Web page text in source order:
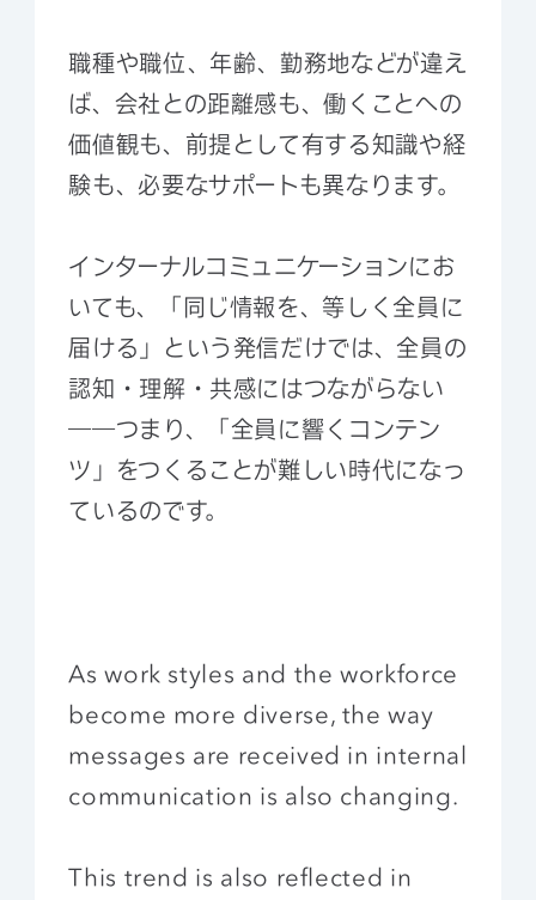
職種や職位、年齢、勤務地などが違え
ば、会社との距離感も、働くことへの
価値観も、前提として有する知識や経
験も、必要なサポートも異なります。
インターナルコミュニケーションにお
いても、「同じ情報を、等しく全員に
届ける」という発信だけでは、全員の
認知・理解・共感にはつながらない
――つまり、「全員に響くコンテン
ツ」をつくることが難しい時代になっ
ているのです。
As work styles and the workforce
become more diverse, the way
messages are received in internal
communication is also changing.
This trend is also reflected in